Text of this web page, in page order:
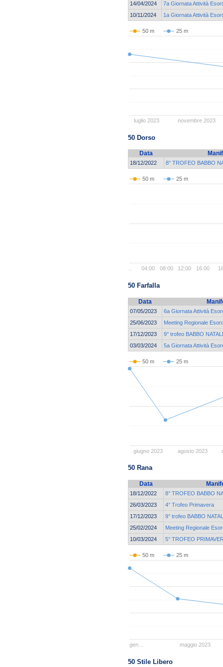
14/04/2024
7a Giornata Attività
10/11/2024
1a Giornata Attività
50 m 25 m
luglio 2023 novembre 2023
50 Dorso
Data
18/12/2022 8° TROFEO BABBO
50 m 25 m
04:00 08:00 12:00 16:00
50 Farfalla
Data
07/05/2023
6a Giornata Attività
25/06/2023
Meeting Regionale
17/12/2023
9° trofeo BABBO
03/03/2024
5a Giornata Attività
50 m 25 m
giugno 2023 agosto 2023
50 Rana
Data
18/12/2022
8° TROFEO BABBO
26/03/2023
4° Trofeo Primavera
17/12/2023
9° trofeo BABBO
25/02/2024
Meeting Regionale
10/03/2024
5° TROFEO
50 m 25 m
gen… maggio 2023
50 Stile Libero